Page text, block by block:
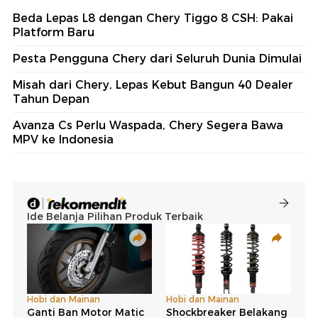
Beda Lepas L8 dengan Chery Tiggo 8 CSH: Pakai
Platform Baru
Pesta Pengguna Chery dari Seluruh Dunia Dimulai
Misah dari Chery, Lepas Kebut Bangun 40 Dealer
Tahun Depan
Avanza Cs Perlu Waspada, Chery Segera Bawa
MPV ke Indonesia